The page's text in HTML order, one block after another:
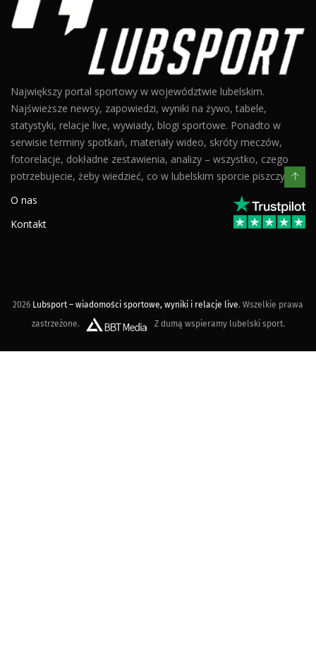
Największy portal sportowy w województwie lubelskim.
Najświeższe newsy, zapowiedzi, wyniki na żywo, tabele,
statystyki, relacje live, wywiady, blogi sportowe. Ponadto w
serwisie terminy spotkań, materiały wideo, skróty meczów,
fotorelacje, dokładne zestawienia, analizy – wszystko, czego
potrzebujecie, żeby wiedzieć, co w lubelskim sporcie piszczy.
O nas
Kontakt
2026 Lubsport – wiadomości sportowe, wyniki i relacje live. Wszelkie prawa
zastrzeżone.
Z dumą wspieramy lubelski sport.